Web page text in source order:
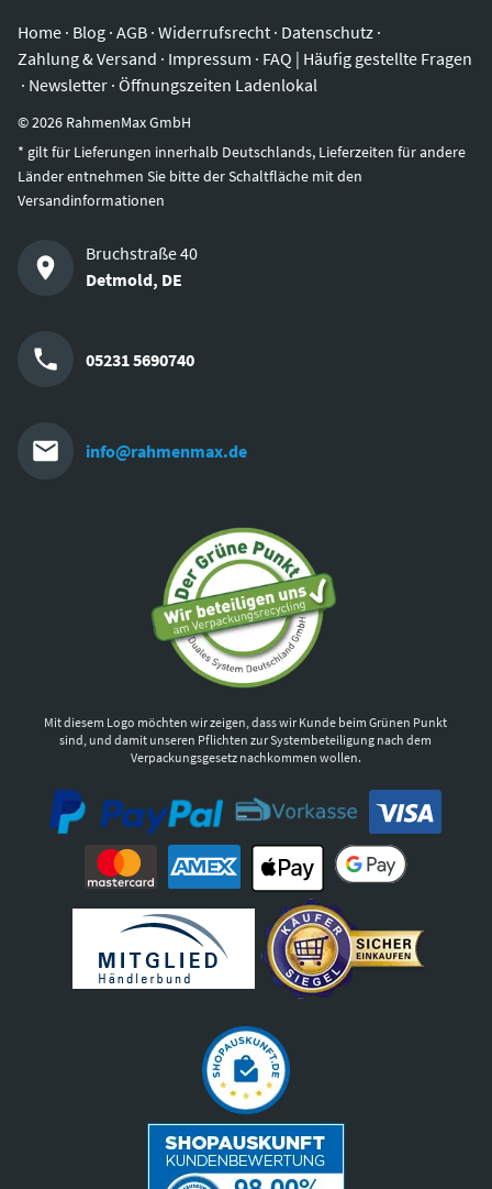
Home · Blog · AGB · Widerrufsrecht · Datenschutz ·
Zahlung & Versand · Impressum · FAQ | Häufig gestellte Fragen
· Newsletter · Öffnungszeiten Ladenlokal
©2026 RahmenMax GmbH
* gilt für Lieferungen innerhalb Deutschlands, Lieferzeiten für andere
Länder entnehmen Sie bitte der Schaltfläche mit den
Versandinformationen
Bruchstraße 40
Detmold, DE
05231 5690740
info@rahmenmax.de
Mit diesem Logo möchten wir zeigen, dass wir Kunde beim Grünen Punkt
sind, und damit unseren Pflichten zur Systembeteiligung nach dem
Verpackungsgesetz nachkommen wollen.